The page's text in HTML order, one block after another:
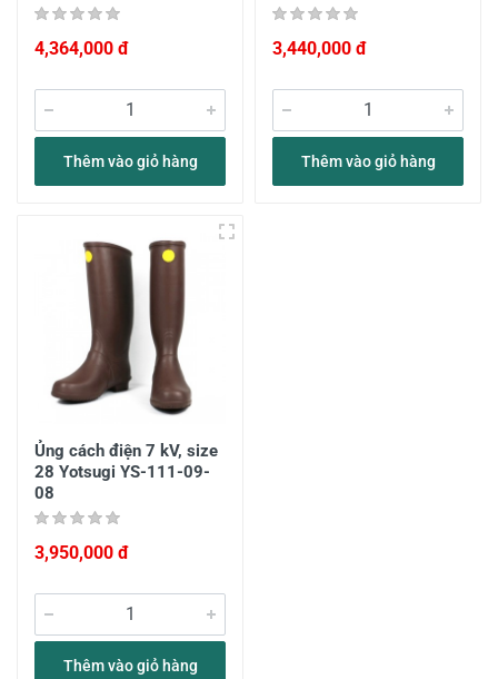
4,364,000 đ
Thêm vào giỏ hàng
3,440,000 đ
Thêm vào giỏ hàng
Ủng cách điện 7 kV, size
28 Yotsugi YS-111-09-
08
3,950,000 đ
Thêm vào giỏ hàng